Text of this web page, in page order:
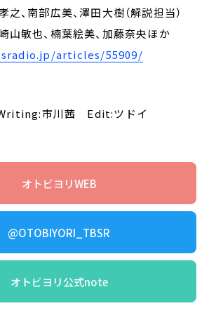
之、南部広美、澤田大樹（解説担当）
山敏也、楠葉絵美、加藤奈央ほか
articles/55909/
市川茜 Edit:ツドイ
オトビヨリWEB
@OTOBIYORI_TBSR
オトビヨリ公式note